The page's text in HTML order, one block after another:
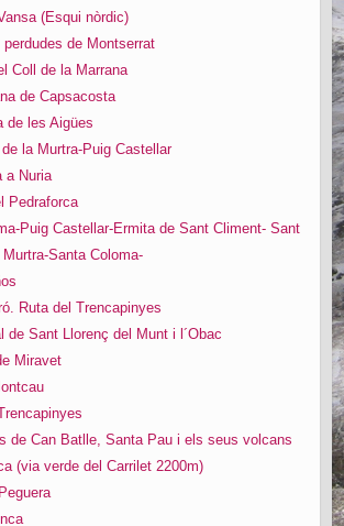
(Esqui nòrdic)
de Montserrat
Coll de la Marrana
de Capsacosta
de les Aigües
la Murtra-Puig Castellar
a Nuria
Pedraforca
Puig Castellar-Ermita de Sant Climent- Sant
Santa Coloma-
Ruta del Trencapinyes
de Sant Llorenç del Munt i l´Obac
Miravet
de Can Batlle, Santa Pau i els seus volcans
(via verde del Carrilet 2200m)